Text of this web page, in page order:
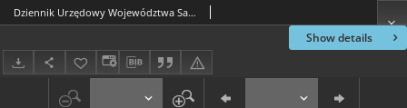
Show details
Dziennik Urzędowy Województwa Sandomierskiego, 1822, nr 18